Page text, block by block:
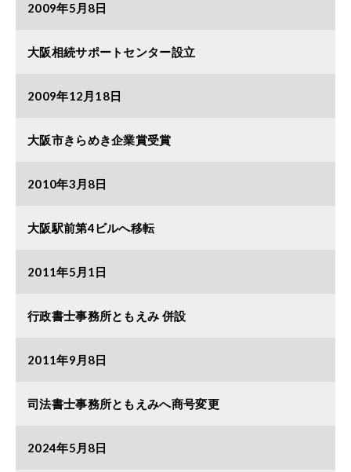
2009年5月8日
大阪相続サポートセンター設立
2009年12月18日
大阪市きらめき企業賞受賞
2010年3月8日
大阪駅前第4ビルへ移転
2011年5月1日
行政書士事務所ともえみ 併設
2011年9月8日
司法書士事務所ともえみへ商号変更
2024年5月8日